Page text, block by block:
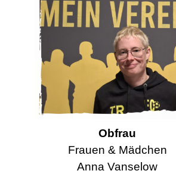
Obfrau
Frauen & Mädchen
Anna Vanselow